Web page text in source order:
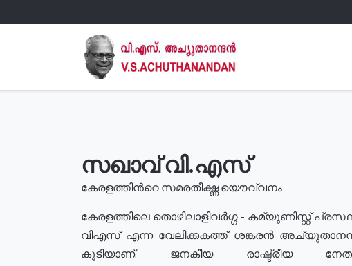
സഖാവ് വി.എസ്
കേരളത്തിൻറെ സമരതീക്ഷ്ണ യൌവ്വനം
കേരളത്തിലെ തൊഴിലാളിവർഗ്ഗ - കമ്യൂണിസ്റ്റ്
വിഎസ് എന്ന വേലിക്കകത്ത് ശങ്കരൻ
കൂടിയാണ്. ജനകീയ രാഷ്ട്രീയ